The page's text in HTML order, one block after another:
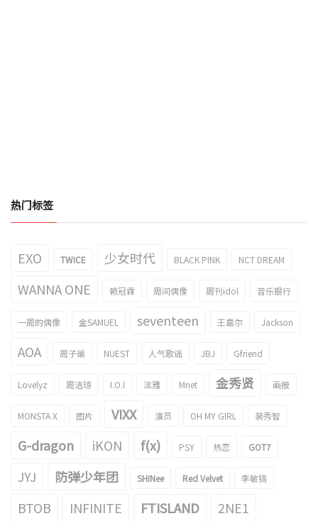
热门标签
EXO TWICE 少女时代 BLACK PINK NCT DREAM
WANNA ONE 赖冠霖 周间偶像 周刊idol 音乐银行
一周的偶像 金SAMUEL seventeen 王嘉尔 Jackson
AOA 周子瑜 NUEST 人气歌谣 JBJ Gfriend
Lovelyz 周洁琼 I.O.I 泫雅 Mnet 金秀贤 画报
MONSTA X 图片 VIXX 演员 OH MY GIRL 裴秀智
G-dragon iKON f(x) PSY 热恋 GOT7
JYJ 防弹少年团 SHINee Red Velvet 李敏镐
BTOB INFINITE FTISLAND
2NE1